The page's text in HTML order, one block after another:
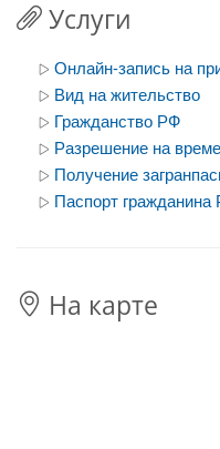
Услуги
Онлайн-запись на
Вид на жительство
Гражданство РФ
Разрешение на
Получение
Паспорт
На карте